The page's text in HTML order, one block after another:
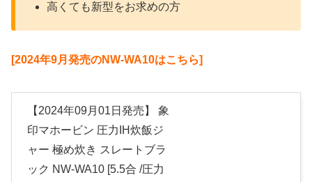
高くても新型をお求めの方
[2024年9月発売のNW-WA10はこちら]
【2024年09月01日発売】 象
印マホービン 圧力IH炊飯ジ
ャー 極め炊き スレートブラ
ック NW-WA10 [5.5合 /圧力